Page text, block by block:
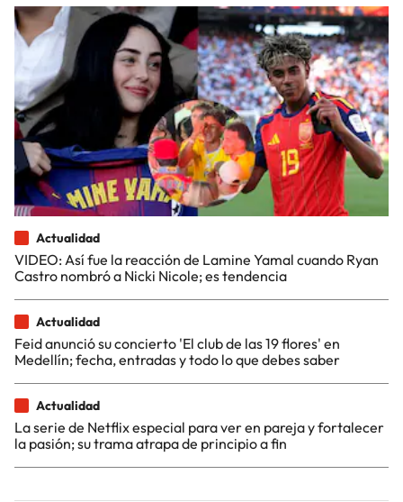
Actualidad
VIDEO: Así fue la reacción de Lamine Yamal cuando Ryan
Castro nombró a Nicki Nicole; es tendencia
Actualidad
Feid anunció su concierto 'El club de las 19 flores' en
Medellín; fecha, entradas y todo lo que debes saber
Actualidad
La serie de Netflix especial para ver en pareja y fortalecer
la pasión; su trama atrapa de principio a fin